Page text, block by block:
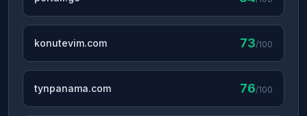
konutevim.com 73/100
tynpanama.com 76/100